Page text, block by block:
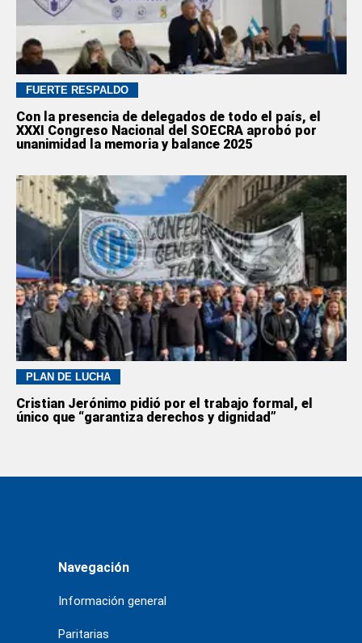
FUERTE RESPALDO
Con la presencia de delegados de todo el país, el
XXXI Congreso Nacional del SOECRA aprobó por
unanimidad la memoria y balance 2025
PLAN DE LUCHA
Cristian Jerónimo pidió por el trabajo formal, el
único que “garantiza derechos y dignidad”
Navegación
Información general
Paritarias